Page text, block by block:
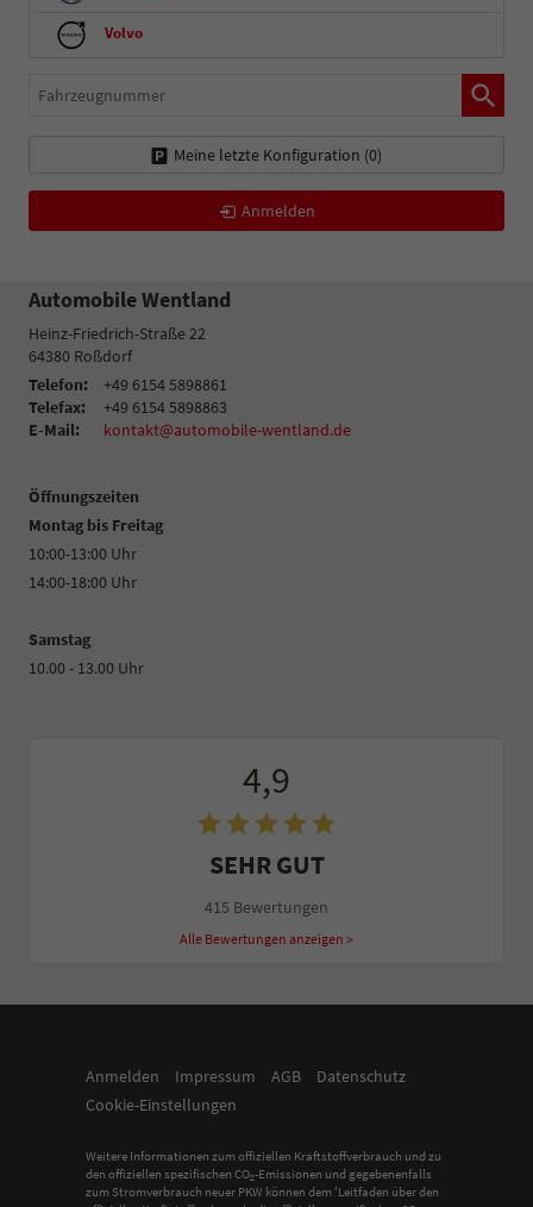
Volvo
Fahrzeugnummer
Meine letzte Konfiguration (0)
Anmelden
Automobile Wentland
Heinz-Friedrich-Straße 22
64380 Roßdorf
Telefon:
+49 6154 5898861
Telefax:
+49 6154 5898863
E-Mail:
kontakt@automobile-wentland.de
Öffnungszeiten
Montag bis Freitag
10:00-13:00 Uhr
14:00-18:00 Uhr
Samstag
10.00 - 13.00 Uhr
4,9
SEHR GUT
415 Bewertungen
Alle Bewertungen anzeigen >
Anmelden Impressum AGB
Datenschutz
Cookie-Einstellungen
Weitere Informationen zum offiziellen Kraftstoffverbrauch und zu
den offiziellen spezifischen CO2-Emissionen und gegebenenfalls
zum Stromverbrauch neuer PKW können dem 'Leitfaden über den